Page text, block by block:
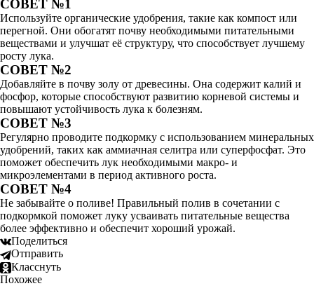
СОВЕТ №1
Используйте органические удобрения, такие как компост или
перегной. Они обогатят почву необходимыми питательными
веществами и улучшат её структуру, что способствует лучшему
росту лука.
СОВЕТ №2
Добавляйте в почву золу от древесины. Она содержит калий и
фосфор, которые способствуют развитию корневой системы и
повышают устойчивость лука к болезням.
СОВЕТ №3
Регулярно проводите подкормку с использованием минеральных
удобрений, таких как аммиачная селитра или суперфосфат. Это
поможет обеспечить лук необходимыми макро- и
микроэлементами в период активного роста.
СОВЕТ №4
Не забывайте о поливе! Правильный полив в сочетании с
подкормкой поможет луку усваивать питательные вещества
более эффективно и обеспечит хороший урожай.
Поделиться
Отправить
Класснуть
Похожее